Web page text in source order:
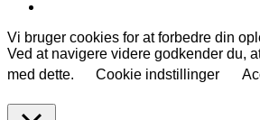
Vi bruger cookies for at forbedre din
Ved at navigere videre godkender du,
med dette.
Cookie indstillinger